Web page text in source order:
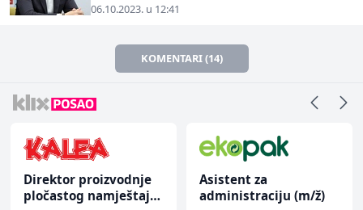
06.10.2023. u 12:41
KOMENTARI (14)
Direktor proizvodnje
pločastog namještaja
Asistent za
administraciju (m/ž)